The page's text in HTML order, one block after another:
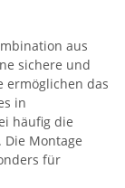
aus
sichere und
ermöglichen das
in
häufig die
Montage
für